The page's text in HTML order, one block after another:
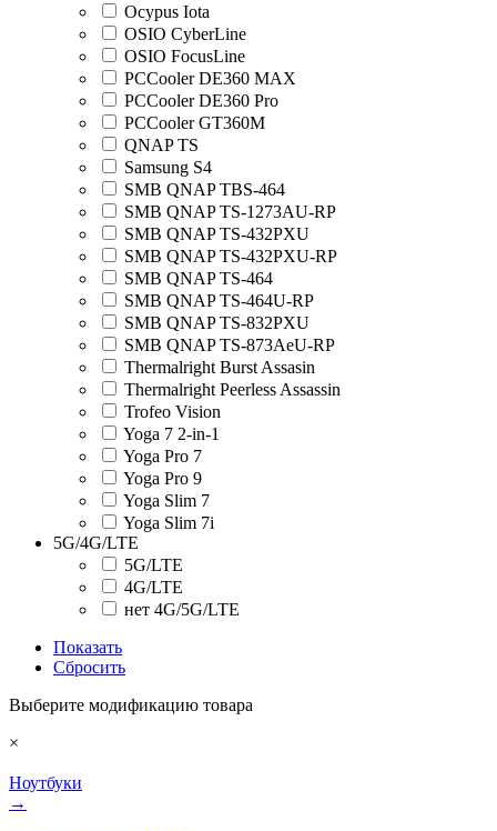
Ocypus Iota
OSIO CyberLine
OSIO FocusLine
PCCooler DE360 MAX
PCCooler DE360 Pro
PCCooler GT360M
QNAP TS
Samsung S4
SMB QNAP TBS-464
SMB QNAP TS-1273AU-RP
SMB QNAP TS-432PXU
SMB QNAP TS-432PXU-RP
SMB QNAP TS-464
SMB QNAP TS-464U-RP
SMB QNAP TS-832PXU
SMB QNAP TS-873AeU-RP
Thermalright Burst Assasin
Thermalright Peerless Assassin
Trofeo Vision
Yoga 7 2-in-1
Yoga Pro 7
Yoga Pro 9
Yoga Slim 7
Yoga Slim 7i
5G/4G/LTE
5G/LTE
4G/LTE
нет 4G/5G/LTE
Показать
Сбросить
Выберите модификацию товара
×
Ноутбуки
→